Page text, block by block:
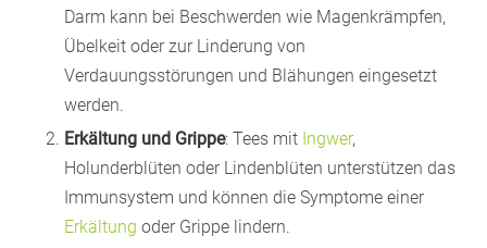
Darm kann bei Beschwerden wie Magenkrämpfen,
Übelkeit oder zur Linderung von
Verdauungsstörungen und Blähungen eingesetzt
werden.
Erkältung und Grippe: Tees mit Ingwer,
Holunderblüten oder Lindenblüten unterstützen das
Immunsystem und können die Symptome einer
Erkältung oder Grippe lindern.